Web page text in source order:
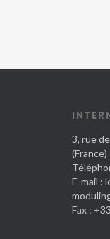
3, rue
(France)
E-mail :
Fax :